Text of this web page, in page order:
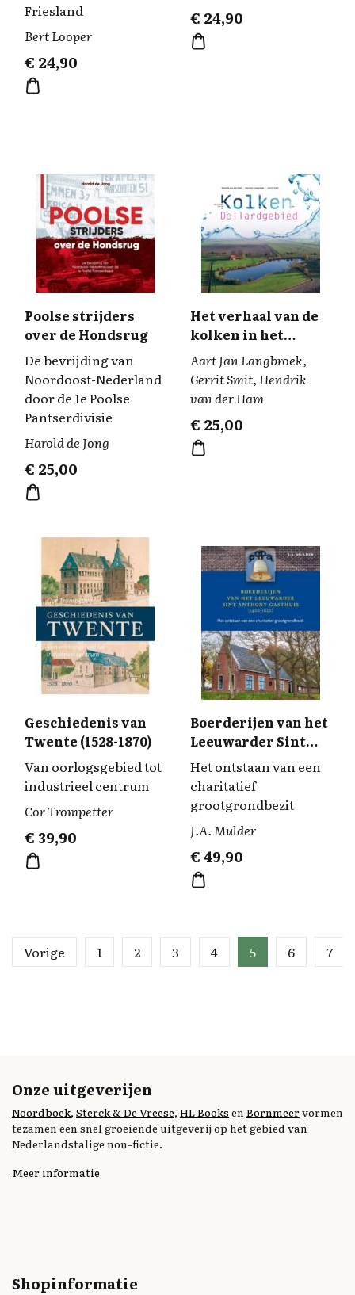
Friesland
Bert Looper
€ 24,90
€ 24,90
Poolse strijders
over de Hondsrug
De bevrijding van
Noordoost-Nederland
door de 1e Poolse
Pantserdivisie
Harold de Jong
€ 25,00
Het verhaal van de
kolken in het
Dollardgebied
Aart Jan Langbroek,
Gerrit Smit, Hendrik
van der Ham
€ 25,00
Geschiedenis van
Twente (1528-1870)
Van oorlogsgebied tot
industrieel centrum
Cor Trompetter
€39,90
Boerderijen van het
Leeuwarder Sint
Anthony Gasthuis
(1400-1950)
Het ontstaan van een
charitatief
grootgrondbezit
J.A. Mulder
€49,90
Vorige 1 2 3 4 5 6 7
Onze uitgeverijen
Noordboek, Sterck & De Vreese, HL Books enBornmeervormen
tezamen een snel groeiende uitgeverij op het gebied van
Nederlandstalige non-fictie.
Meer informatie
Shopinformatie